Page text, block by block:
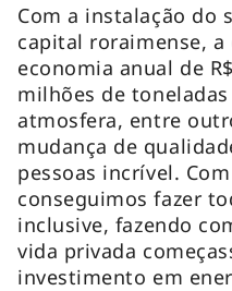
Com a instalação do
capital roraimense,
economia anual de
milhões de
atmosfera, entre
mudança de
pessoas incrível.
conseguimos fazer
inclusive, fazendo
vida privada
investimento em